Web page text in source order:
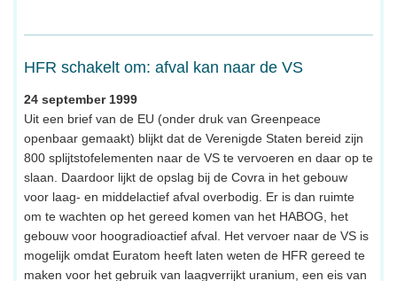
HFR schakelt om: afval kan naar de VS
24 september 1999
Uit een brief van de EU (onder druk van Greenpeace
openbaar gemaakt) blijkt dat de Verenigde Staten bereid zijn
800 splijtstofelementen naar de VS te vervoeren en daar op te
slaan. Daardoor lijkt de opslag bij de Covra in het gebouw
voor laag- en middelactief afval overbodig. Er is dan ruimte
om te wachten op het gereed komen van het HABOG, het
gebouw voor hoogradioactief afval. Het vervoer naar de VS is
mogelijk omdat Euratom heeft laten weten de HFR gereed te
maken voor het gebruik van laagverrijkt uranium, een eis van